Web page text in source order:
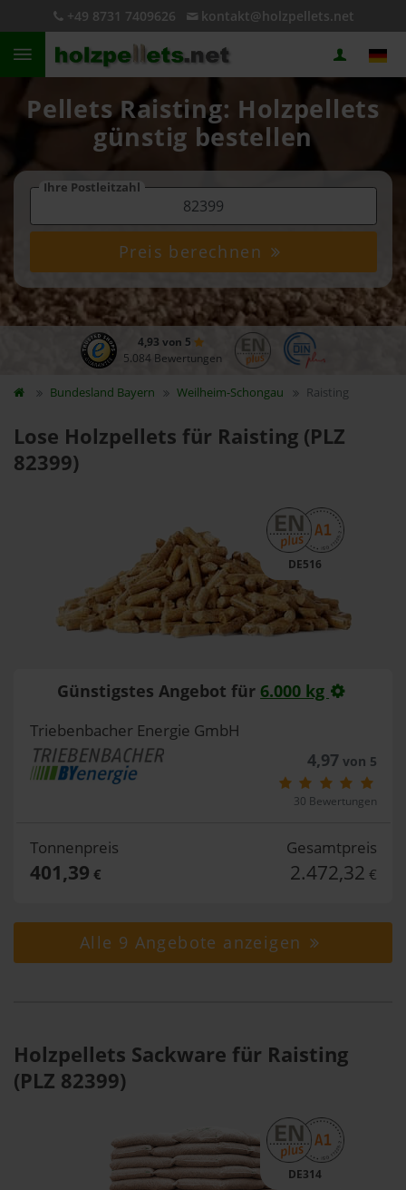
+49 8731 7409626 kontakt@holzpellets.net
Pellets Raisting: Holzpellets
günstig bestellen
Ihre Postleitzahl
Preis berechnen
4,93 von 5
5.084 Bewertungen
Bundesland Bayern Weilheim-Schongau Raisting
Lose Holzpellets für Raisting (PLZ
82399)
DE516
Günstigstes Angebot für 6.000 kg
Triebenbacher Energie GmbH
4,97von 5
30 Bewertungen
Tonnenpreis
401,39 €
Gesamtpreis
2.472,32 €
Alle 9 Angebote anzeigen
Holzpellets Sackware für Raisting
(PLZ 82399)
DE314